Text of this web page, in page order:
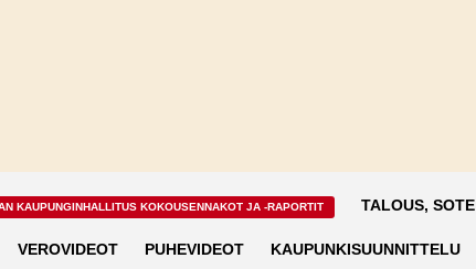
KAUPUNGINHALLITUS KOKOUSENNAKOT JA -RAPORTIT TALOUS, SOTE
VEROVIDEOT PUHEVIDEOT KAUPUNKISUUNNITTELU